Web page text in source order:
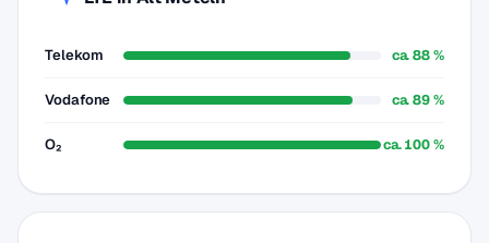
Telekom ca. 88 %
Vodafone ca. 89 %
O₂ ca. 100 %